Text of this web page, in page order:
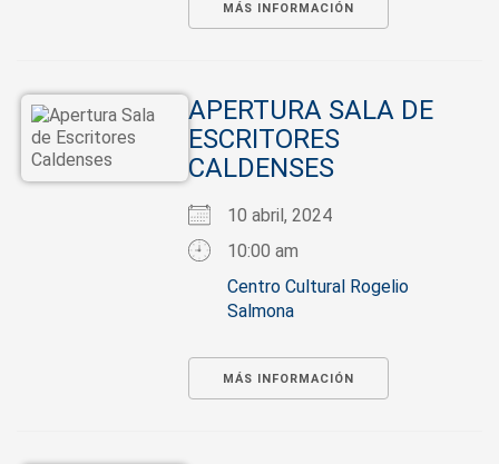
MÁS INFORMACIÓN
APERTURA SALA DE
ESCRITORES
CALDENSES
10 abril, 2024
10:00 am
Centro Cultural Rogelio
Salmona
MÁS INFORMACIÓN